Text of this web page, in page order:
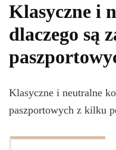
Klasyczne i
dlaczego są
Klasyczne i neutralne
paszportowych z kilku